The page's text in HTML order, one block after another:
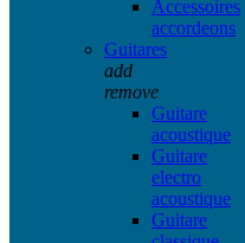
Accessoires
accordeons
Guitares
add
remove
Guitare
acoustique
Guitare
electro
acoustique
Guitare